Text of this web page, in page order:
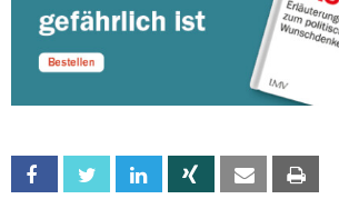
Facebook Twitter Linkedin Xing Email